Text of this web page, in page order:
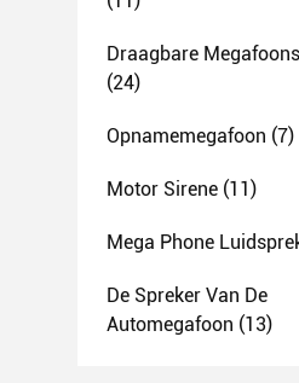
Draagbare
(24)
Opnamemegafoon (7)
Motor Sirene (11)
Mega Phone
De Spreker Van De
Automegafoon (13)